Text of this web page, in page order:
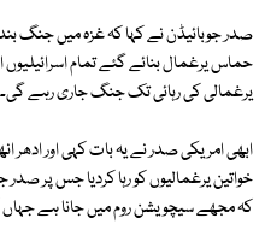
صدر جوبائیڈن نے کہا کہ غزہ میں
حماس یرغمال بنائے گئے تمام اسرائیلیوں
یرغمالی کی رہائی تک جنگ جاری رہے گی۔
ابھی امریکی صدر نے یہ بات کہی اور
خواتین یرغمالیوں کو رہا کردیا جس پر
کہ مجھے سیچویشن روم میں جانا ہے